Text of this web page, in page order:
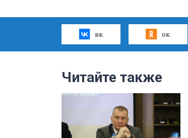
вк ок
Читайте также